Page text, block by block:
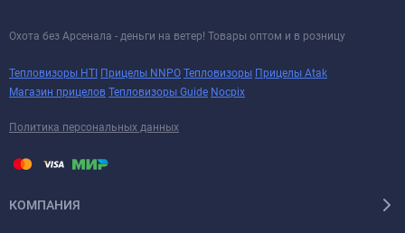
Охота без Арсенала - деньги на ветер! Товары оптом и в розницу
Тепловизоры HTI Прицелы NNPO Тепловизоры Прицелы Atak
Магазин прицелов Тепловизоры Guide Nocpix
Политика персональных данных
КОМПАНИЯ